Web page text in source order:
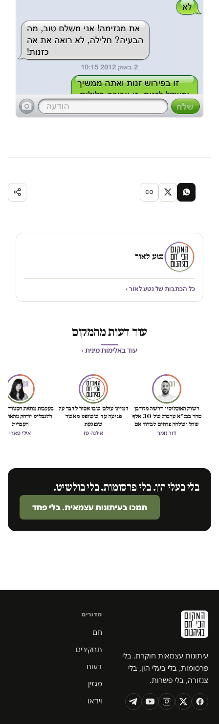
נטע לאור
כל הכתבות של נטע לאור ›
עוד דעות מהמקום
עוד באלימות מינית ›
רשות האוכלוסין דרשה מקורבן
סחר בבנ״א ערבות של 30 אלף
שקל ושלחה פקחים לבדוק אם
"חזרה לזנות"
דור זומר
דמיינו עולם שבו אסור לדבר על
פגיעה עד ששופט מאשר
שנפגעת
אילנה פז
בעקבות מחאת
רוזנבליט יורחק
העברית
אילי פארי
בלי בעלי הון. בלי פרסומות. בלי בולשיט.
תמכו בעיתונות עצמאית. בלי פחד
עיתונות עצמאית חוקרת. בלי
פרסומות, בלי בעלי הון, בלי
צנזורה, בלי פשרות.
מדורים
חם
תחקירים
דעות
מגזין
וידאו